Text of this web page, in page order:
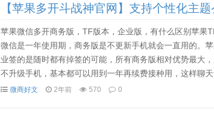
【苹果多开斗战神官网】支持个性化主题
苹果微信多开商务版，TF版本，企业版，有什么区别苹果
微信是一年使用期，商务版是不更新手机就会一直用的。
业签的是随时都有掉签的可能，所有商务版相对优势最大
不升级手机，基本都可以用到一年再续费接种用，这样聊
一般80多天后就要用电脑，或者其他手机设备备份资料。
微商好文 2年前 570 0